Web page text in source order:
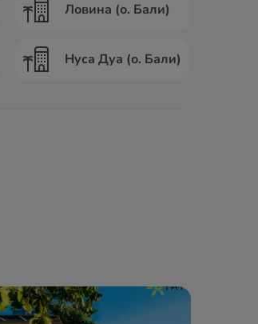
Ловина (о. Бали)
Нуса Дуа (о. Бали)